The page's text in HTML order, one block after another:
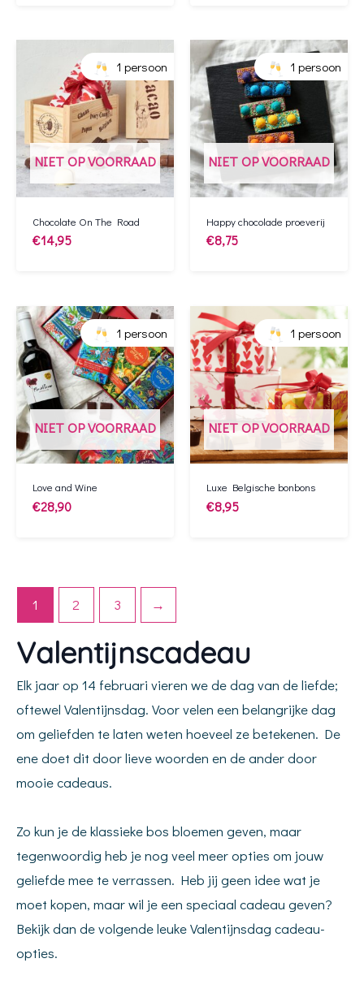
NIET OP VOORRAAD
1 persoon
Chocolate On The Road
€14,95
NIET OP VOORRAAD
1 persoon
Happy chocolade proeverij
€8,75
NIET OP VOORRAAD
1 persoon
Love and Wine
€28,90
NIET OP VOORRAAD
1 persoon
Luxe Belgische bonbons
€8,95
1 2 3 →
Valentijnscadeau
Elk jaar op 14 februari vieren we de dag van de liefde;
oftewel Valentijnsdag. Voor velen een belangrijke dag
om geliefden te laten weten hoeveel ze betekenen. De
ene doet dit door lieve woorden en de ander door
mooie cadeaus.
Zo kun je de klassieke bos bloemen geven, maar
tegenwoordig heb je nog veel meer opties om jouw
geliefde mee te verrassen. Heb jij geen idee wat je
moet kopen, maar wil je een speciaal cadeau geven?
Bekijk dan de volgende leuke Valentijnsdag cadeau-
opties.